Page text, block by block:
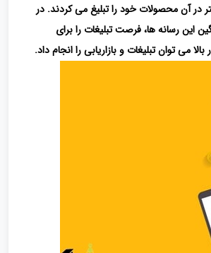
از
در آن محصولات خود را تبلیغ می کردند. در
این رسانه ها، فرصت تبلیغات را برای
می توان تبلیغات و بازاریابی را انجام داد.